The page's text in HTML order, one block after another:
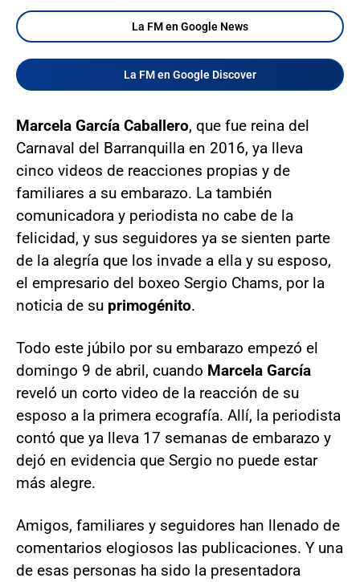
La FM en Google News
La FM en Google Discover
Marcela García Caballero, que fue reina del
Carnaval del Barranquilla en 2016, ya lleva
cinco videos de reacciones propias y de
familiares a su embarazo. La también
comunicadora y periodista no cabe de la
felicidad, y sus seguidores ya se sienten parte
de la alegría que los invade a ella y su esposo,
el empresario del boxeo Sergio Chams, por la
noticia de su primogénito.
Todo este júbilo por su embarazo empezó el
domingo 9 de abril, cuando Marcela García
reveló un corto video de la reacción de su
esposo a la primera ecografía. Allí, la periodista
contó que ya lleva 17 semanas de embarazo y
dejó en evidencia que Sergio no puede estar
más alegre.
Amigos, familiares y seguidores han llenado de
comentarios elogiosos las publicaciones. Y una
de esas personas ha sido la presentadora